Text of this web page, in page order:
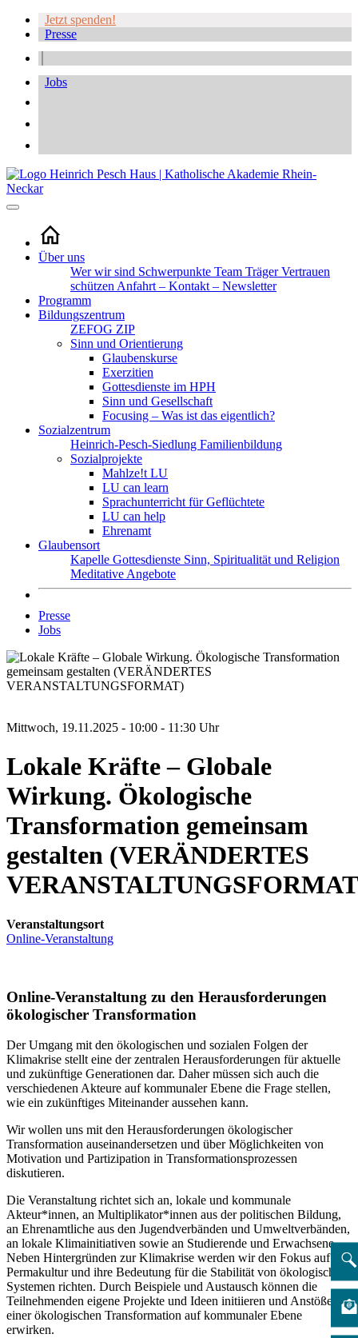
Jetzt spenden!
Presse
Jobs
Über uns
Wer wir sind Schwerpunkte Team TrägerVertrauen
schützen Anfahrt – Kontakt – Newsletter
Programm
Bildungszentrum
ZEFOG ZIP
Sinn und Orientierung
Glaubenskurse
Exerzitien
Gottesdienste im HPH
Sinn und Gesellschaft
Focusing – Was ist das eigentlich?
Sozialzentrum
Heinrich-Pesch-Siedlung Familienbildung
Sozialprojekte
Mahlze!t LU
LU can learn
Sprachunterricht für Geflüchtete
LU can help
Ehrenamt
Glaubensort
Kapelle Gottesdienste Sinn, Spiritualität und Religion
Meditative Angebote
Presse
Jobs
Mittwoch, 19.11.2025 - 10:00 - 11:30 Uhr
Lokale Kräfte – Globale
Wirkung. Ökologische
Transformation gemeinsam
gestalten (VERÄNDERTES
Veranstaltungsort
Online-Veranstaltung
Online-Veranstaltung zu den Herausforderungen
ökologischer Transformation
Der Umgang mit den ökologischen und sozialen Folgen der
Klimakrise stellt eine der zentralen Herausforderungen für aktuelle
und zukünftige Generationen dar. Daher müssen sich auch die
verschiedenen Akteure auf kommunaler Ebene die Frage stellen,
wie ein zukünftiges Miteinander aussehen kann.
Wir wollen uns mit den Herausforderungen ökologischer
Transformation auseinandersetzen und über Möglichkeiten von
Motivation und Partizipation in Transformationsprozessen
diskutieren.
Die Veranstaltung richtet sich an, lokale und kommunale
Akteur*innen, an Multiplikator*innen aus der politischen Bildung,
an Ehrenamtliche aus den Jugendverbänden und Umweltverbänden,
an lokale Klimainitiativen sowie an Studierende und Erwachsene.
Neben Hintergründen zur Klimakrise werden wir den Fokus auf
Permakultur und ihre Bedeutung für die Stabilität von ökologischen
Systemen richten. Durch Beispiele und Austausch können die
Teilnehmenden eigene Projekte und Ideen initiieren und Anstöße zu
einer ökologischen Transformation auf kommunaler Ebene
erwirken.